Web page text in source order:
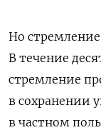
Но
В течение
стремление
в сохранении
в частном